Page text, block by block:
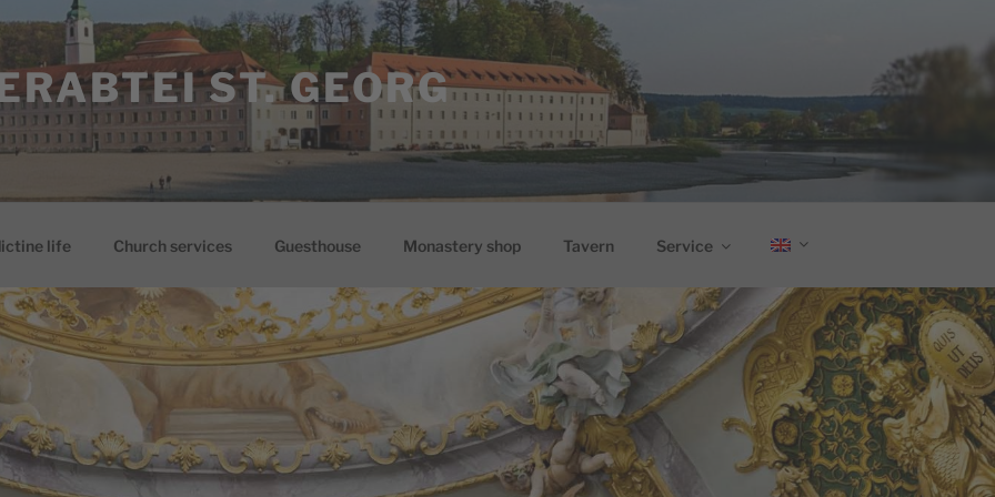
ST. GEORG
life Church services Guesthouse Monastery shop Tavern Service